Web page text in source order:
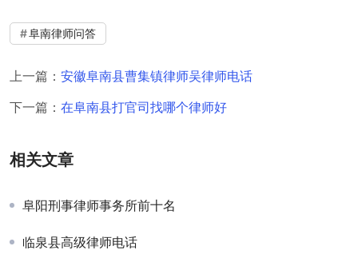
阜南律师问答
上一篇： 安徽阜南县曹集镇律师吴律师电话
下一篇： 在阜南县打官司找哪个律师好
相关文章
阜阳刑事律师事务所前十名
临泉县高级律师电话